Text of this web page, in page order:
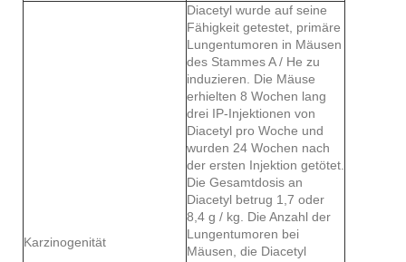
Karzinogenität
Diacetyl wurde auf seine
Fähigkeit getestet, primäre
Lungentumoren in Mäusen
des Stammes A / He zu
induzieren. Die Mäuse
erhielten 8 Wochen lang
drei IP-Injektionen von
Diacetyl pro Woche und
wurden 24 Wochen nach
der ersten Injektion getötet.
Die Gesamtdosis an
Diacetyl betrug 1,7 oder
8,4 g / kg. Die Anzahl der
Lungentumoren bei
Mäusen, die Diacetyl